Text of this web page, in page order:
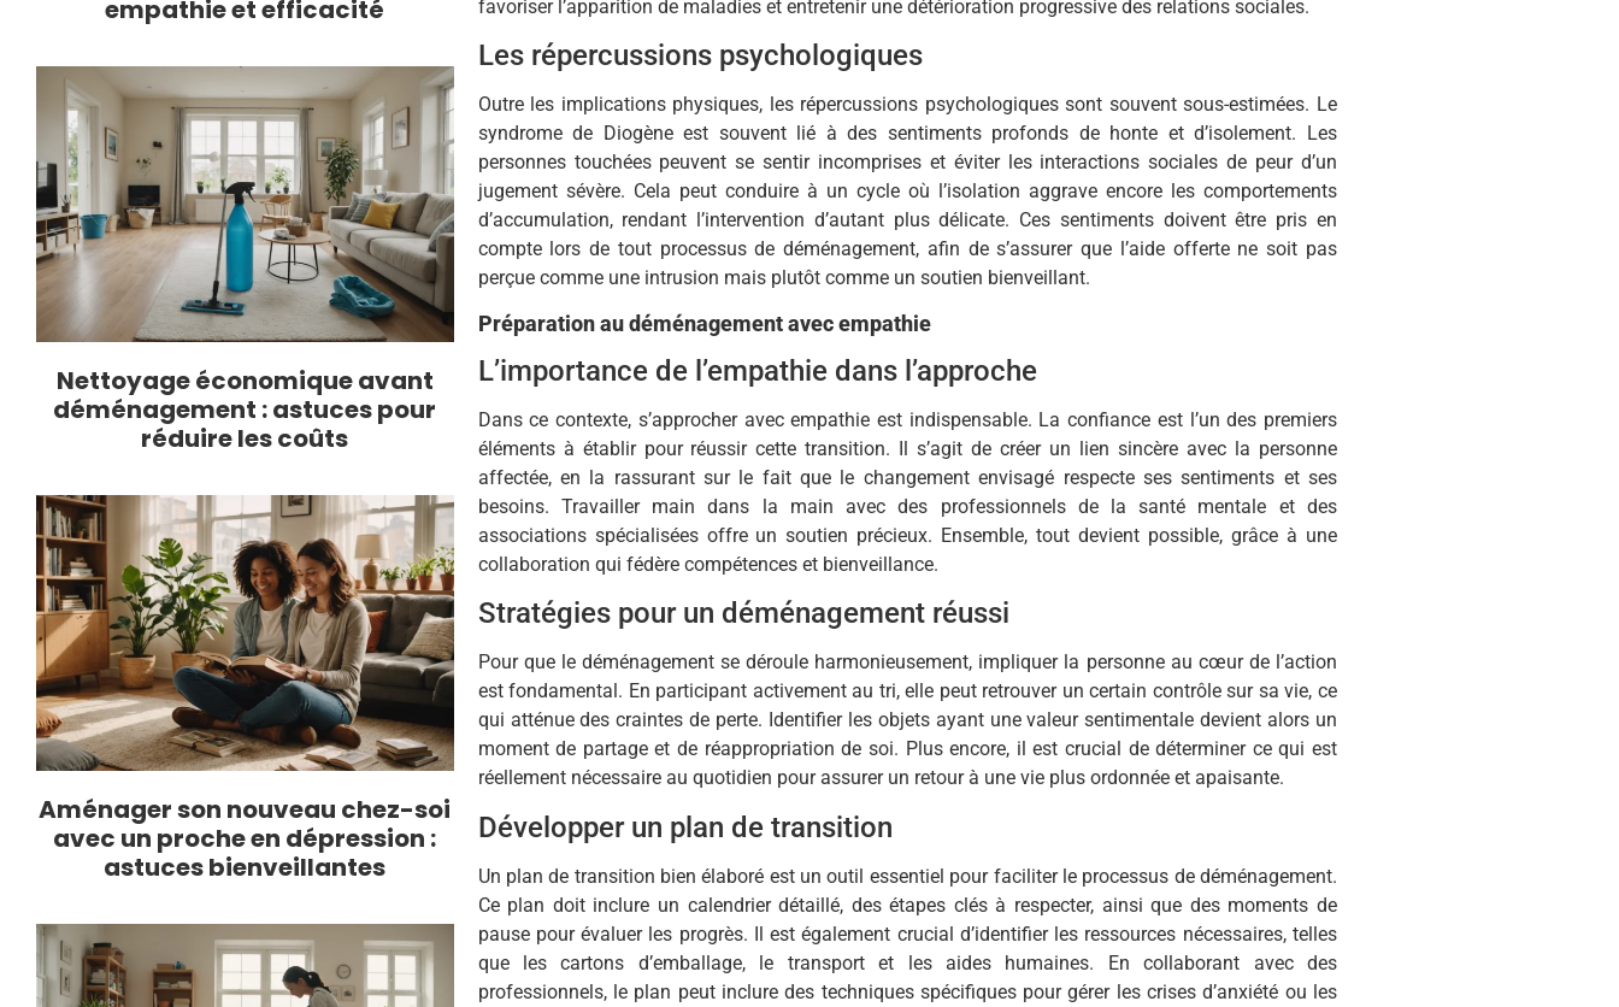
empathie et efficacité
Nettoyage économique avant
déménagement : astuces pour
réduire les coûts
Aménager son nouveau chez-soi
avec un proche en dépression :
astuces bienveillantes
favoriser l’apparition de maladies et entretenir une détérioration progressive des relations sociales.
Les répercussions psychologiques
Outre les implications physiques, les répercussions psychologiques sont souvent sous-estimées. Le
syndrome de Diogène est souvent lié à des sentiments profonds de honte et d’isolement. Les
personnes touchées peuvent se sentir incomprises et éviter les interactions sociales de peur d’un
jugement sévère. Cela peut conduire à un cycle où l’isolation aggrave encore les comportements
d’accumulation, rendant l’intervention d’autant plus délicate. Ces sentiments doivent être pris en
compte lors de tout processus de déménagement, afin de s’assurer que l’aide offerte ne soit pas
perçue comme une intrusion mais plutôt comme un soutien bienveillant.
Préparation au déménagement avec empathie
L’importance de l’empathie dans l’approche
Dans ce contexte, s’approcher avec empathie est indispensable. La confiance est l’un des premiers
éléments à établir pour réussir cette transition. Il s’agit de créer un lien sincère avec la personne
affectée, en la rassurant sur le fait que le changement envisagé respecte ses sentiments et ses
besoins. Travailler main dans la main avec des professionnels de la santé mentale et des
associations spécialisées offre un soutien précieux. Ensemble, tout devient possible, grâce à une
collaboration qui fédère compétences et bienveillance.
Stratégies pour un déménagement réussi
Pour que le déménagement se déroule harmonieusement, impliquer la personne au cœur de l’action
est fondamental. En participant activement au tri, elle peut retrouver un certain contrôle sur sa vie, ce
qui atténue des craintes de perte. Identifier les objets ayant une valeur sentimentale devient alors un
moment de partage et de réappropriation de soi. Plus encore, il est crucial de déterminer ce qui est
réellement nécessaire au quotidien pour assurer un retour à une vie plus ordonnée et apaisante.
Développer un plan de transition
Un plan de transition bien élaboré est un outil essentiel pour faciliter le processus de déménagement.
Ce plan doit inclure un calendrier détaillé, des étapes clés à respecter, ainsi que des moments de
pause pour évaluer les progrès. Il est également crucial d’identifier les ressources nécessaires, telles
que les cartons d’emballage, le transport et les aides humaines. En collaborant avec des
professionnels, le plan peut inclure des techniques spécifiques pour gérer les crises d’anxiété ou les